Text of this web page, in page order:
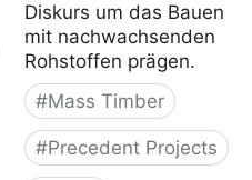
Diskurs um das Bauen
mit nachwachsenden
Rohstoffen prägen.
#Mass Timber
#Precedent Projects